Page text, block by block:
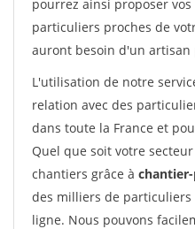
pourrez ainsi proposer vos
particuliers proches de
auront besoin d'un
L'utilisation de notre
relation avec des
dans toute la France et
Quel que soit votre
chantiers grâce à
des milliers de
ligne. Nous pouvons